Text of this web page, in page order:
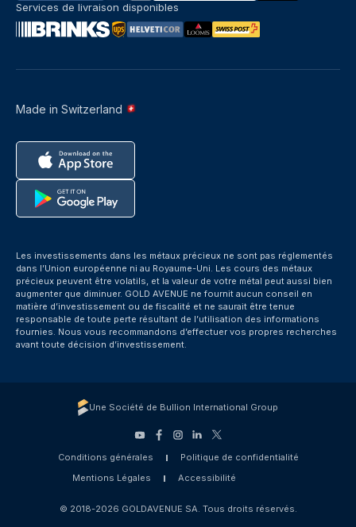
Made in Switzerland
Services de livraison disponibles
Les investissements dans les métaux précieux ne sont pas réglementés
dans l’Union européenne ni au Royaume-Uni. Les cours des métaux
précieux peuvent être volatils, et la valeur de votre métal peut aussi bien
augmenter que diminuer. GOLD AVENUE ne fournit aucun conseil en
matière d’investissement ou de fiscalité et ne saurait être tenue
responsable de toute perte résultant de l’utilisation des informations
fournies. Nous vous recommandons d’effectuer vos propres recherches
avant toute décision d’investissement.
Une Société de Bullion International Group
Conditions générales
Politique de confidentialité
Mentions Légales
Accessibilité
© 2018-2026 GOLDAVENUE SA. Tous droits réservés.